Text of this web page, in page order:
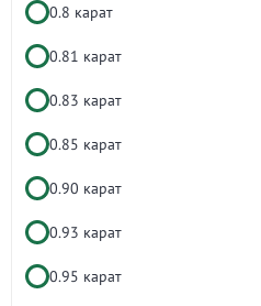
0.8 карат
0.81 карат
0.83 карат
0.85 карат
0.90 карат
0.93 карат
0.95 карат